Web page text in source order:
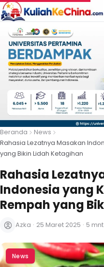
Beranda
News
Rahasia Lezatnya Masakan
yang Bikin Lidah Ketagihan
Rahasia
Indonesia yang
Rempah yang
Azka · 25 Maret 2025 · 5 mnt
News